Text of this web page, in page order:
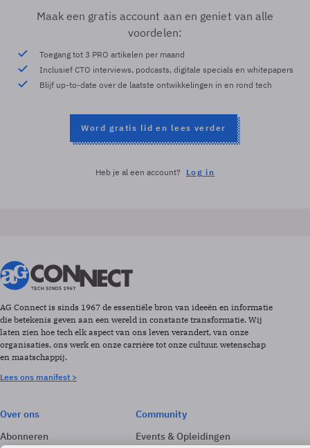
Maak een gratis account aan en geniet van alle
voordelen:
Toegang tot 3 PRO artikelen per maand
Inclusief CTO interviews, podcasts, digitale specials en whitepapers
Blijf up-to-date over de laatste ontwikkelingen in en rond tech
Word gratis lid en lees verder
Heb je al een account? Log in
AG Connect is sinds 1967 de essentiële bron van ideeën en informatie
die betekenis geven aan een wereld in constante transformatie. Wij
laten zien hoe tech elk aspect van ons leven verandert, van onze
organisaties, ons werk en onze carrière tot onze cultuur, wetenschap
en maatschappij.
Lees ons manifest >
Over ons
Abonneren
Community
Events & Opleidingen